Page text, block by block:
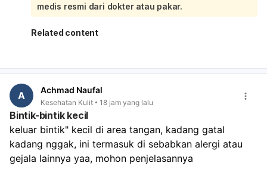
kemerahan atau bengkak.
Infeksi bakteri vagina: keputihan bisa putih, abu-abu,
atau kehijauan, sering disertai bau tidak sedap.
Infeksi menular seksual tertentu juga bisa
digaruk, jaga area tetap bersih dan kering, pakai
celana dalam katun, dan hindari sabun kewanitaan
yang keras atau pewangi. Kalau bintiknya makin
banyak, ada bau menyengat, nyeri saat BAK, perih,
luka, atau tidak membaik dalam beberapa hari,
sebaiknya periksa ke dokter spesialis obstetri dan
medis resmi dari dokter atau pakar.
Related content
A Achmad Naufal
Kesehatan Kulit 18 jam yang lalu
Bintik-bintik kecil
keluar bintik" kecil di area tangan, kadang gatal
kadang nggak, ini termasuk di sebabkan alergi atau
gejala lainnya yaa, mohon penjelasannya